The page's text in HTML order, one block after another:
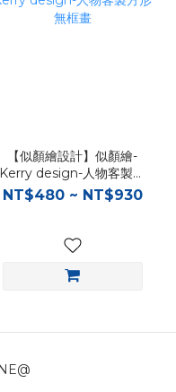
【似顏繪設計】似顏繪-
Kerry design-人物客製方
形無框畫
NT$480 ~ NT$930